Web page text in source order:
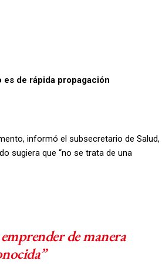
de rápida propagación
informó el subsecretario de Salud,
sugiera que “no se trata de una
de manera